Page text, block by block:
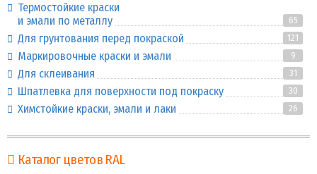
Термостойкие краски
и эмали по металлу
65
Для грунтования перед покраской 121
Маркировочные краски и эмали 9
Для склеивания 31
Шпатлевка для поверхности под покраску 30
Химстойкие краски, эмали и лаки 26
Каталог цветов RAL